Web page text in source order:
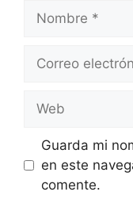
Nombre
Correo
Web
Guarda mi
en este
comente.